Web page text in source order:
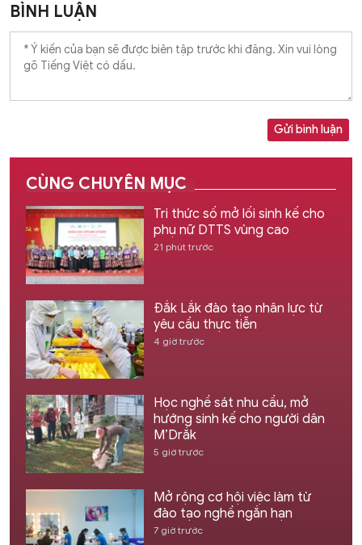
BÌNH LUẬN
Gửi bình luận
CÙNG CHUYÊN MỤC
Tri thức số mở lối sinh kế cho
phụ nữ DTTS vùng cao
21 phút trước
Đắk Lắk đào tạo nhân lực từ
yêu cầu thực tiễn
4 giờ trước
Học nghề sát nhu cầu, mở
hướng sinh kế cho người dân
M’Drắk
5 giờ trước
Mở rộng cơ hội việc làm từ
đào tạo nghề ngắn hạn
7 giờ trước